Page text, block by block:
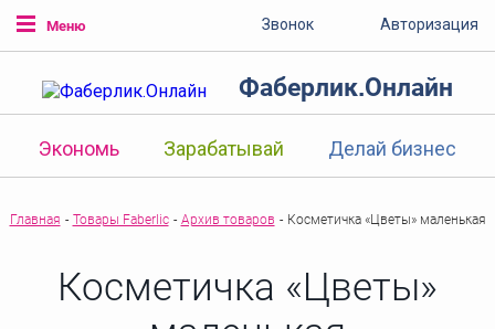
Меню Звонок Авторизация
Фаберлик.Онлайн
Экономь Зарабатывай Делай бизнес
Главная - Товары Faberlic - Архив товаров - Косметичка «Цветы» маленькая
Косметичка «Цветы»